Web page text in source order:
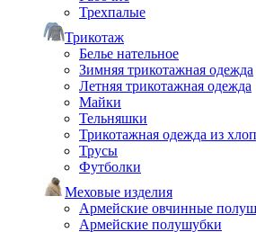
Трехпалые
Трикотаж
Белье нательное
Зимняя трикотажная одежда
Летняя трикотажная одежда
Майки
Тельняшки
Трикотажная одежда из
Трусы
Футболки
Меховые изделия
Армейские овчинные
Армейские полушубки